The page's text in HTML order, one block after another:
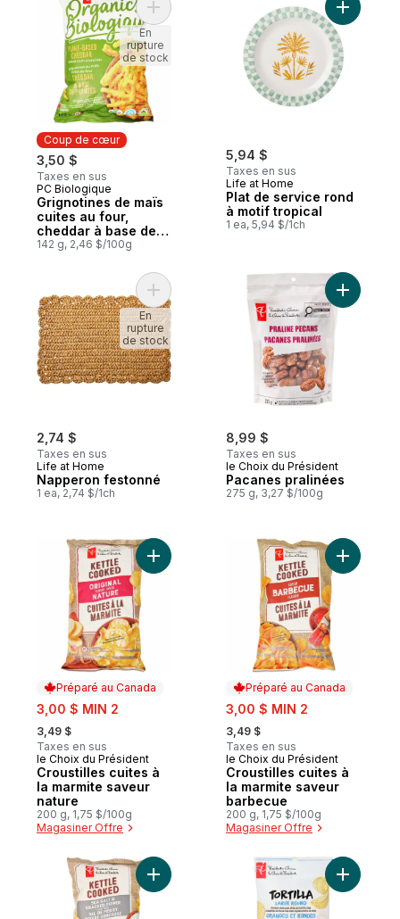
Coup de cœur
3,50 $
Taxes en sus
Coup de cœur
PC Biologique
Grignotines de maïs
cuites au four,
cheddar à base de
plantes
142 g, 2,46 $/100g
Ajouter Grignotines de maïs cuites au
En
rupture
de stock
5,94 $
Taxes en sus
Life at Home
Plat de service rond
à motif tropical
1 ea, 5,94 $/1ch
Ajouter
2,74 $
Taxes en sus
Life at Home
Napperon festonné
1 ea, 2,74 $/1ch
Ajouter Napperon festonné au panier
En
rupture
de stock
8,99 $
Taxes en sus
le Choix du Président
Pacanes pralinées
275 g, 3,27 $/100g
Ajouter
Préparé au Canada
sale:
3,00 $ MIN 2
, formerly:
3,49 $
Taxes en sus
Préparé au Canada
le Choix du Président
Croustilles cuites à
la marmite saveur
nature
200 g, 1,75 $/100g
Magasiner Offre
Ajouter Croustilles cuites à la marmite
Préparé au Canada
sale:
3,00 $ MIN 2
, formerly:
3,49 $
Taxes en sus
Préparé au Canada
le Choix du Président
Croustilles cuites à
la marmite saveur
barbecue
200 g, 1,75 $/100g
Magasiner Offre
Ajouter
Ajouter Croustilles cuites à la marmite